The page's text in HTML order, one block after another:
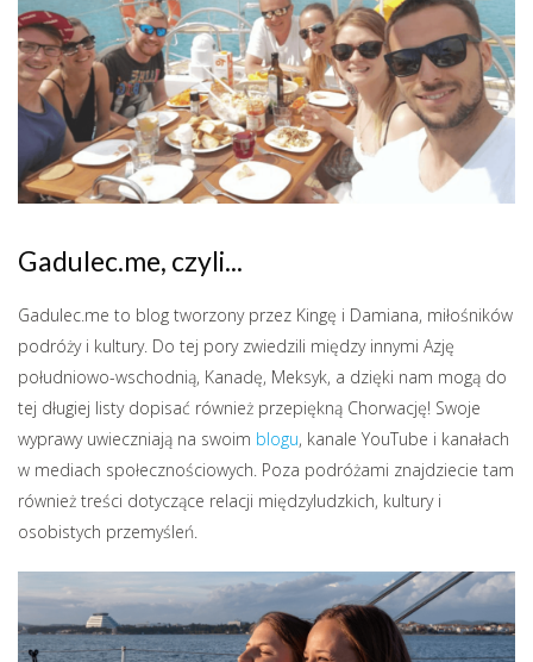
Gadulec.me, czyli...
Gadulec.me to blog tworzony przez Kingę i Damiana, miłośników
podróży i kultury. Do tej pory zwiedzili między innymi Azję
południowo-wschodnią, Kanadę, Meksyk, a dzięki nam mogą do
tej długiej listy dopisać również przepiękną Chorwację! Swoje
wyprawy uwieczniają na swoim blogu, kanale YouTube i kanałach
w mediach społecznościowych. Poza podróżami znajdziecie tam
również treści dotyczące relacji międzyludzkich, kultury i
osobistych przemyśleń.